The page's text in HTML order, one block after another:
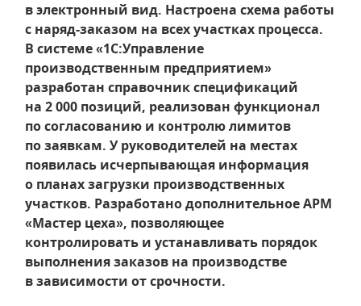
в электронный вид. Настроена схема работы
с наряд-заказом на всех участках процесса.
В системе «1С:Управление
производственным предприятием»
разработан справочник спецификаций
на 2 000 позиций, реализован функционал
по согласованию и контролю лимитов
по заявкам. У руководителей на местах
появилась исчерпывающая информация
о планах загрузки производственных
участков. Разработано дополнительное АРМ
«Мастер цеха», позволяющее
контролировать и устанавливать порядок
выполнения заказов на производстве
в зависимости от срочности.